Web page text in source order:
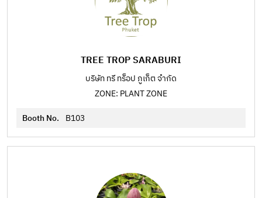
TREE TROP SARABURI
บริษัท ทรี ทร็อป ภูเก็ต จำกัด
ZONE: PLANT ZONE
Booth No. B103